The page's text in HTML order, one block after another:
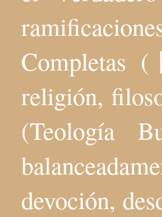
Completas
religión,
(Teología
devoción,